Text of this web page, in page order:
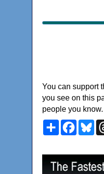
You can support
you see on this
people you know.
Share